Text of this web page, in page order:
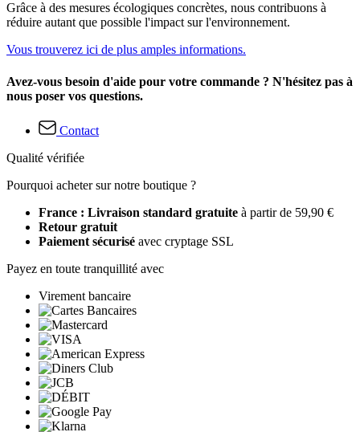
Grâce à des mesures écologiques concrètes, nous contribuons à
réduire autant que possible l'impact sur l'environnement.
Vous trouverez ici de plus amples informations.
Avez-vous besoin d'aide pour votre commande ? N'hésitez pas à
nous poser vos questions.
Contact
Qualité vérifiée
Pourquoi acheter sur notre boutique ?
France : Livraison standard gratuite à partir de 59,90 €
Retour gratuit
Paiement sécurisé avec cryptage SSL
Payez en toute tranquillité avec
Virement bancaire